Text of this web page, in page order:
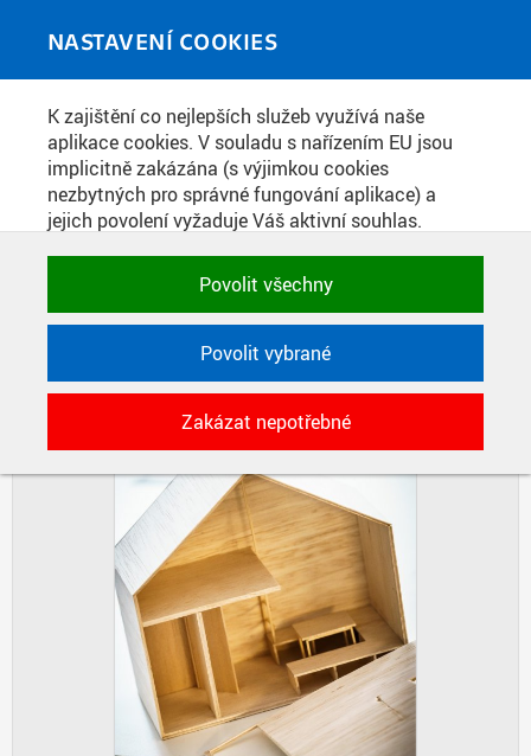
NASTAVENÍ COOKIES
K zajištění co nejlepších služeb využívá naše
aplikace cookies. V souladu s nařízením EU jsou
implicitně zakázána (s výjimkou cookies
nezbytných pro správné fungování aplikace) a
jejich povolení vyžaduje Váš aktivní souhlas.
zakázat, případně vybrat a povolit cookies podle
kategorie. Svoje rozhodnutí můžete samozřejmě
kdykoli změnit.
POTŘEBNÉ
Technické cookies využívané aplikacemi
ČVUT pro uchování jejich nastavení,
vlastností a identifikátorů relace. Jsou
nezbytné pro správné fungování a jsou
vždy aktivní.
ANALYTICKÉ
Slouží pro získávání anonymizovaných
statistických údajů, které nám pomáhají
vylepšovat naše aplikace. Zpravidla jde o
cookies systémů třetích stran, které k
těmto účelům využíváme.
Povolit všechny
Povolit vybrané
Zakázat nepotřebné
MEDIATÉKA
You are here
Home Fotografie
PREZENTACE STUDENTSKÝCH
NÁVRHŮ TURISTICKÝCH ÚTULEN
PRO KRNAP
DIAPOZITIVY DLAŽDICE
CIHLY